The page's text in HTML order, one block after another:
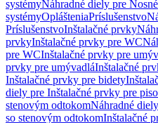
systémyNáhradné diely pre Nosné
systémyOplášteniaPríslušenstvo
PríslušenstvoInštalačné prvky
prvkyInštalačné prvky pre WC
pre WCInštalačné prvky pre
prvky pre umývadláInštalačné
Inštalačné prvky pre bidety
diely pre Inštalačné prvky pre
stenovým odtokomNáhradné
so stenovým odtokomInštalačné